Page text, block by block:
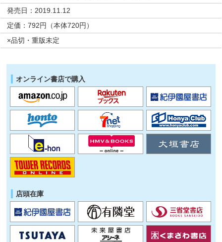
発売日：2019.11.12
定価：792円（本体720円）
×品切・重版未定
オンライン書店で購入
店頭在庫